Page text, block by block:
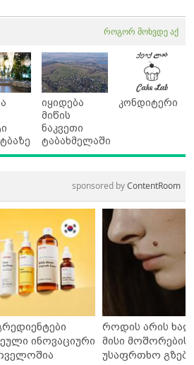
როგორ მოხვდე აქ
იყიდება
მიწის
ნაკვეთი
ტაბახმელაში
კონდიტერი
sponsored byContentRoom
ინოვაციური
როდის არის
მისი მოშორების
უსაფრთხო გზები